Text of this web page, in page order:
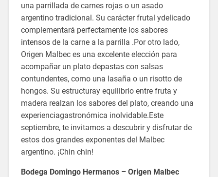
una parrillada de carnes rojas o un asado
argentino tradicional. Su carácter frutal ydelicado
complementará perfectamente los sabores
intensos de la carne a la parrilla .Por otro lado,
Origen Malbec es una excelente elección para
acompañar un plato depastas con salsas
contundentes, como una lasaña o un risotto de
hongos. Su estructuray equilibrio entre fruta y
madera realzan los sabores del plato, creando una
experienciagastronómica inolvidable.Este
septiembre, te invitamos a descubrir y disfrutar de
estos dos grandes exponentes del Malbec
argentino. ¡Chin chin!
Bodega Domingo Hermanos – Origen Malbec